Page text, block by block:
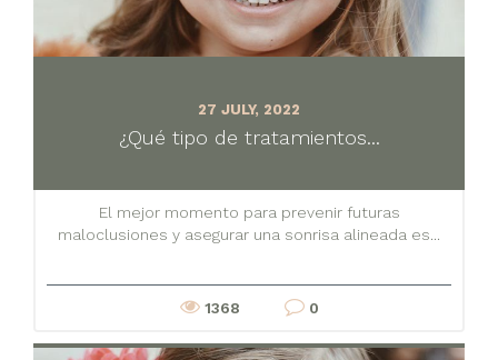
27 JULY, 2022
¿Qué tipo de tratamientos...
El mejor momento para prevenir futuras
maloclusiones y asegurar una sonrisa alineada es...
1368 0